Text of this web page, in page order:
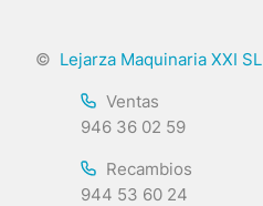
© Lejarza Maquinaria XXI SL
Ventas
946 36 02 59
Recambios
944 53 60 24